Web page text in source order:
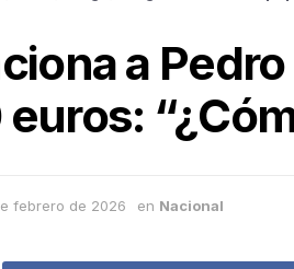
a
febrero de 2026 en Nacional